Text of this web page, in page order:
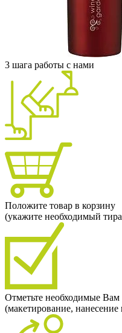
3 шага работы с нами
Положите товар в корзину
(укажите необходимый
Отметьте необходимые
(макетирование, нанесение